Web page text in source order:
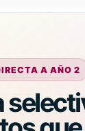
A AÑO 2